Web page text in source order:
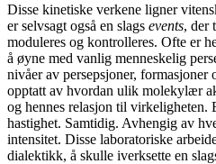
Disse kinetiske verkene ligner
er selvsagt også en slags events, der
moduleres og kontrolleres. Ofte er
å øyne med vanlig menneskelig
nivåer av persepsjoner,
opptatt av hvordan ulik molekylær
og hennes relasjon til virkeligheten.
hastighet. Samtidig. Avhengig av
intensitet. Disse laboratoriske
dialektikk, å skulle iverksette en